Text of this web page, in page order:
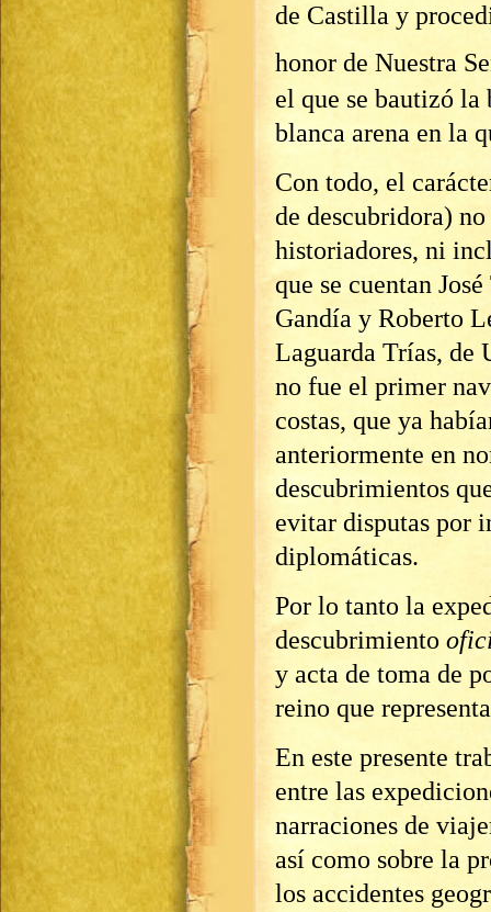
de Castilla y
honor de Nuestra
el que se bautizó
blanca arena en la
Con todo, el
de descubridora)
historiadores, ni
que se cuentan
Gandía y Roberto
Laguarda Trías, de
no fue el primer
costas, que ya
anteriormente en
descubrimientos
evitar disputas por
diplomáticas.
Por lo tanto la
descubrimiento
y acta de toma de
reino que
En este presente
entre las
narraciones de
así como sobre la
los accidentes